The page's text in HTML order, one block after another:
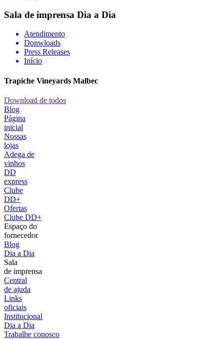
Sala de imprensa Dia a Dia
Atendimento
Donwloads
Press Releases
Início
Trapiche Vineyards Malbec
Download de todos
Blog
Página
inicial
Nossas
lojas
Adega de
vinhos
DD
express
Clube
DD+
Ofertas
Clube DD+
Espaço do
fornecedor
Blog
Dia a Dia
Sala
de imprensa
Central
de ajuda
Links
oficiais
Institucional
Dia a Dia
Trabalhe conosco